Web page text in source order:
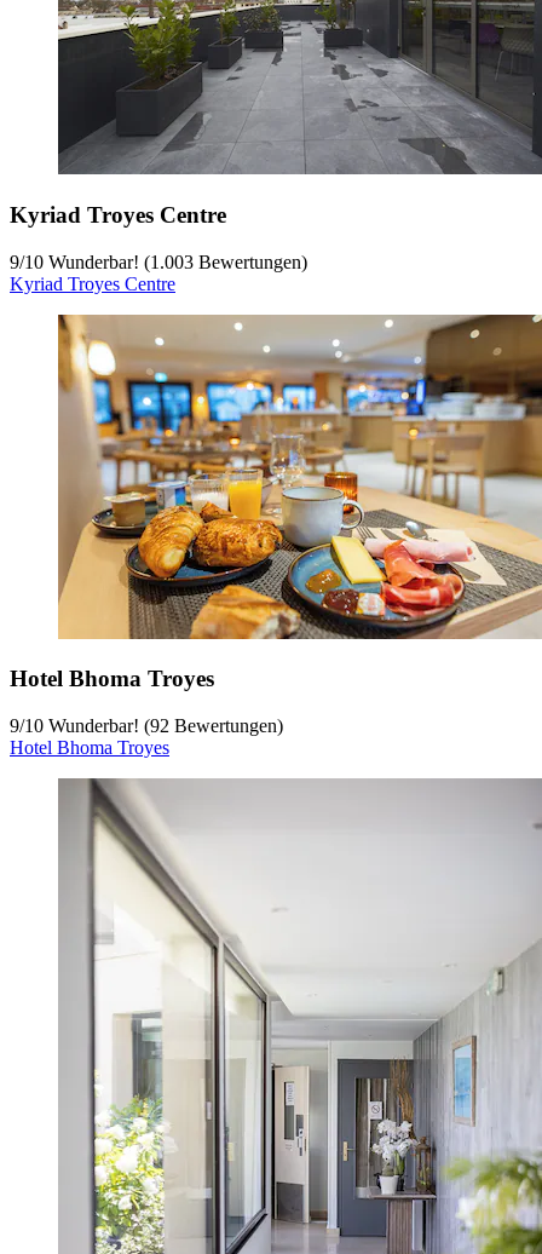
Kyriad Troyes Centre
9/10 Wunderbar! (1.003 Bewertungen)
Kyriad Troyes Centre
Hotel Bhoma Troyes
9/10 Wunderbar! (92 Bewertungen)
Hotel Bhoma Troyes